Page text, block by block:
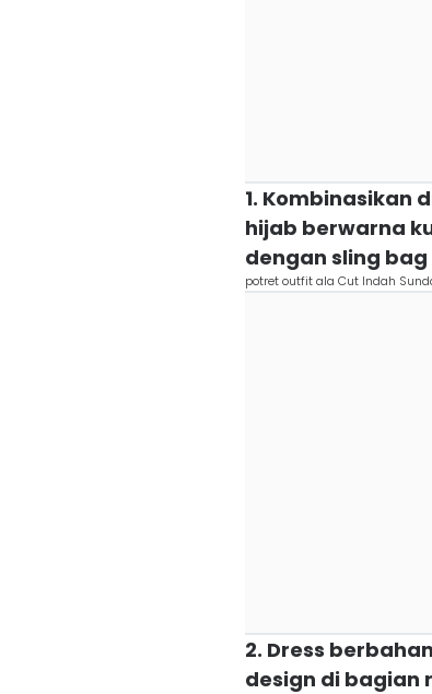
1. Kombinasikan
hijab berwarna
dengan sling
potret outfit ala Cut Indah
2. Dress
design di bagian